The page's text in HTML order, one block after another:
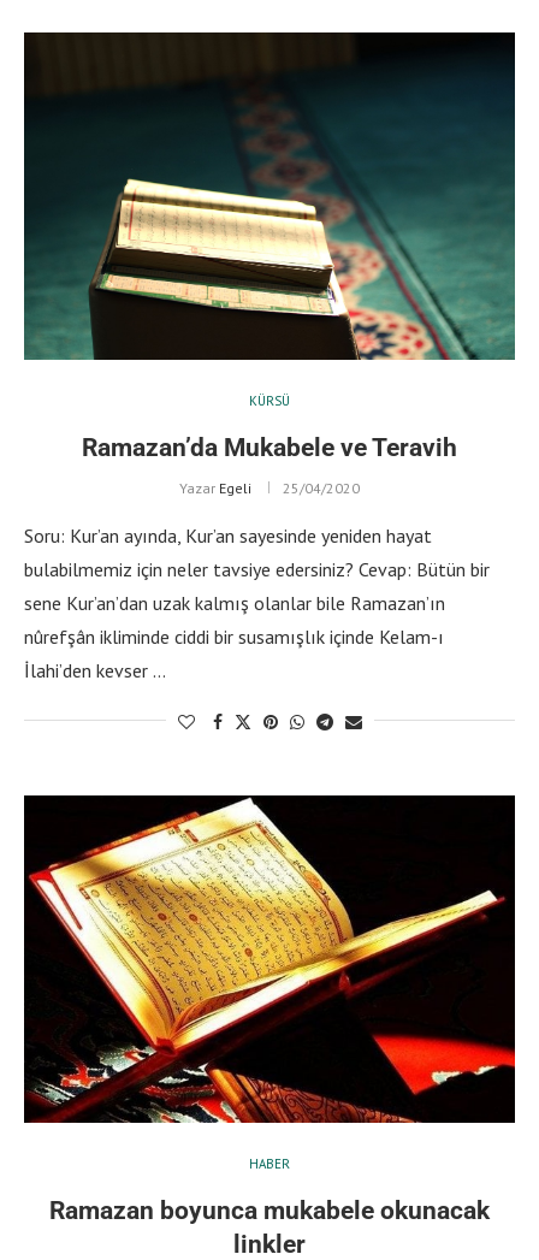
KÜRSÜ
Ramazan’da Mukabele ve Teravih
Yazar Egeli 25/04/2020
Soru: Kur’an ayında, Kur’an sayesinde yeniden hayat
bulabilmemiz için neler tavsiye edersiniz? Cevap: Bütün bir
sene Kur’an’dan uzak kalmış olanlar bile Ramazan’ın
nûrefşân ikliminde ciddi bir susamışlık içinde Kelam-ı
İlahi’den kevser …
HABER
Ramazan boyunca mukabele okunacak
linkler